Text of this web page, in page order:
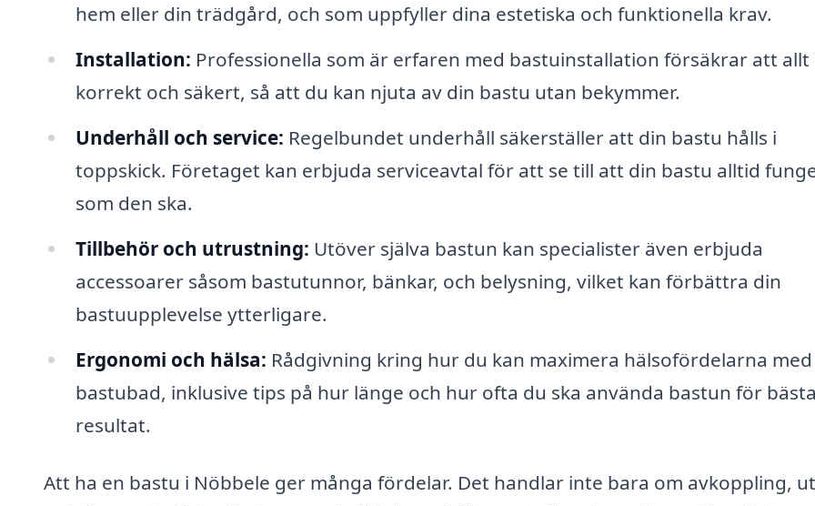
hem eller din trädgård, och som uppfyller dina estetiska och funktionella krav.
Installation: Professionella som är erfaren med bastuinstallation försäkrar att allt
korrekt och säkert, så att du kan njuta av din bastu utan bekymmer.
Underhåll och service: Regelbundet underhåll säkerställer att din bastu hålls i
toppskick. Företaget kan erbjuda serviceavtal för att se till att din bastu alltid
som den ska.
Tillbehör och utrustning: Utöver själva bastun kan specialister även erbjuda
accessoarer såsom bastutunnor, bänkar, och belysning, vilket kan förbättra din
bastuupplevelse ytterligare.
Ergonomi och hälsa: Rådgivning kring hur du kan maximera hälsofördelarna med
bastubad, inklusive tips på hur länge och hur ofta du ska använda bastun för bästa
resultat.
Att ha en bastu i Nöbbele ger många fördelar. Det handlar inte bara om avkoppling,